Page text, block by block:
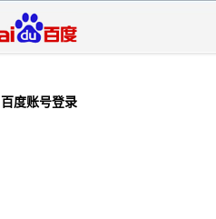
百度账号登录